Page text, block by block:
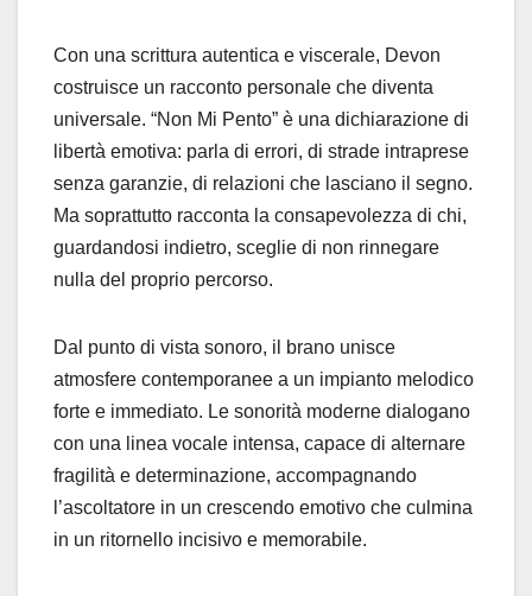
Con una scrittura autentica e viscerale, Devon
costruisce un racconto personale che diventa
universale. “Non Mi Pento” è una dichiarazione di
libertà emotiva: parla di errori, di strade intraprese
senza garanzie, di relazioni che lasciano il segno.
Ma soprattutto racconta la consapevolezza di chi,
guardandosi indietro, sceglie di non rinnegare
nulla del proprio percorso.
Dal punto di vista sonoro, il brano unisce
atmosfere contemporanee a un impianto melodico
forte e immediato. Le sonorità moderne dialogano
con una linea vocale intensa, capace di alternare
fragilità e determinazione, accompagnando
l’ascoltatore in un crescendo emotivo che culmina
in un ritornello incisivo e memorabile.